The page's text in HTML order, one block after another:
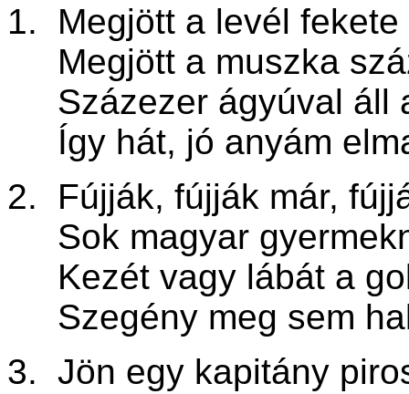
1. Megjött a levél fekete
Megjött a muszka
Százezer ágyúval áll
Így hát, jó anyám
2. Fújják, fújják már,
Sok magyar
Kezét vagy lábát a
Szegény meg sem
3. Jön egy kapitány